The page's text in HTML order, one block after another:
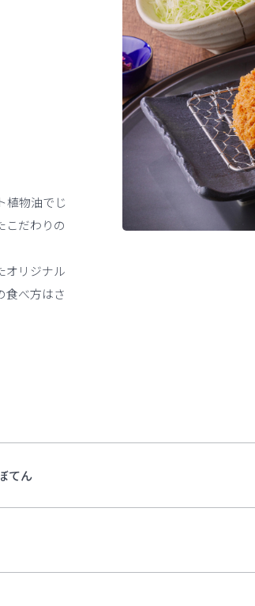
植物油でじ
こだわりの
オリジナル
食べ方はさ
てん